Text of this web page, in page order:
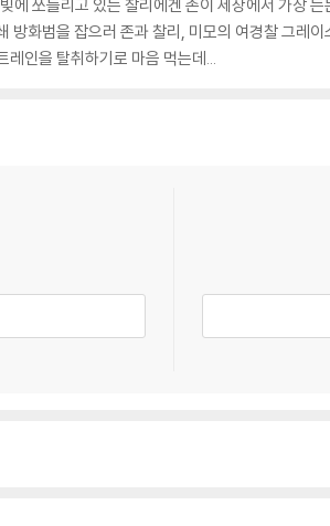
에 쪼들리고 있는 찰리에겐 존이 세상에서 가장
방화범을 잡으러 존과 찰리, 미모의 여경찰 그레
인을 탈취하기로 마음 먹는데...